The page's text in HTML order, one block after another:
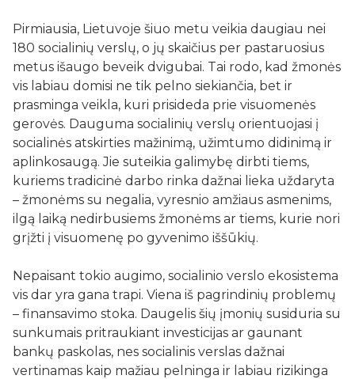
Pirmiausia, Lietuvoje šiuo metu veikia daugiau nei
180 socialinių verslų, o jų skaičius per pastaruosius
metus išaugo beveik dvigubai. Tai rodo, kad žmonės
vis labiau domisi ne tik pelno siekiančia, bet ir
prasminga veikla, kuri prisideda prie visuomenės
gerovės. Dauguma socialinių verslų orientuojasi į
socialinės atskirties mažinimą, užimtumo didinimą ir
aplinkosaugą. Jie suteikia galimybę dirbti tiems,
kuriems tradicinė darbo rinka dažnai lieka uždaryta
– žmonėms su negalia, vyresnio amžiaus asmenims,
ilgą laiką nedirbusiems žmonėms ar tiems, kurie nori
grįžti į visuomenę po gyvenimo iššūkių.
Nepaisant tokio augimo, socialinio verslo ekosistema
vis dar yra gana trapi. Viena iš pagrindinių problemų
– finansavimo stoka. Daugelis šių įmonių susiduria su
sunkumais pritraukiant investicijas ar gaunant
bankų paskolas, nes socialinis verslas dažnai
vertinamas kaip mažiau pelninga ir labiau rizikinga